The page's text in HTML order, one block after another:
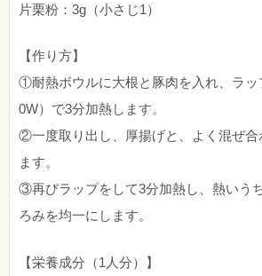
片栗粉：3g（小さじ1）
【作り方】
①耐熱ボウルに大根と豚肉を入れ、ラッ
0W）で3分加熱します。
②一度取り出し、厚揚げと、よく混ぜ合
ます。
③再びラップをして3分加熱し、熱いう
ろみを均一にします。
【栄養成分（1人分）】